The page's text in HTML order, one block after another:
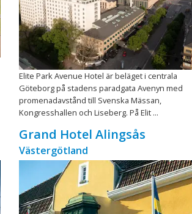
Elite Park Avenue Hotel är beläget i centrala
Göteborg på stadens paradgata Avenyn med
promenadavstånd till Svenska Mässan,
Kongresshallen och Liseberg. På Elit ...
Grand Hotel Alingsås
Västergötland